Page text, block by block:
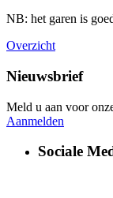
NB: het garen is
Overzicht
Nieuwsbrief
Meld u aan voor
Aanmelden
Sociale